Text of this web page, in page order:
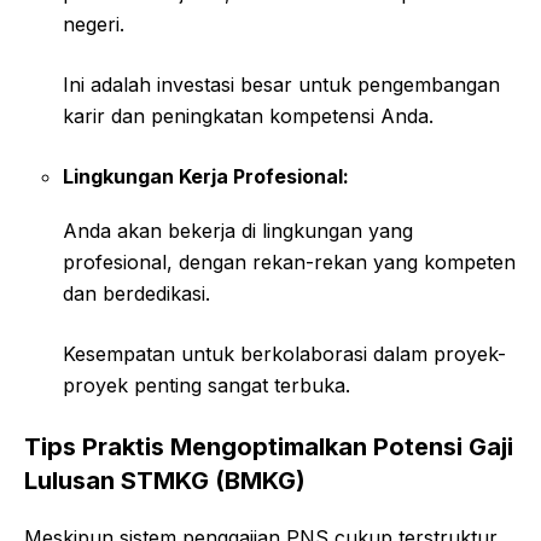
negeri.
Ini adalah investasi besar untuk pengembangan
karir dan peningkatan kompetensi Anda.
Lingkungan Kerja Profesional:
Anda akan bekerja di lingkungan yang
profesional, dengan rekan-rekan yang kompeten
dan berdedikasi.
Kesempatan untuk berkolaborasi dalam proyek-
proyek penting sangat terbuka.
Tips Praktis Mengoptimalkan Potensi Gaji
Lulusan STMKG (BMKG)